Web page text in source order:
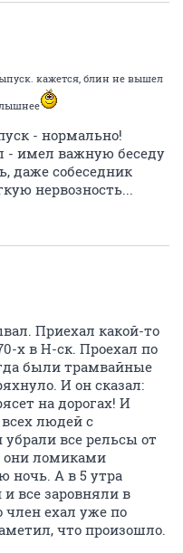
кажется, блин не вышел
- нормально!
- имел важную беседу
даже собеседник
нервозность...
Приехал какой-то
х в Н-ск. Проехал по
были трамвайные
И он сказал:
на дорогах! И
людей с
все рельсы от
они ломиками
ночь. А в 5 утра
все заровняли в
ехал уже по
что произошло.